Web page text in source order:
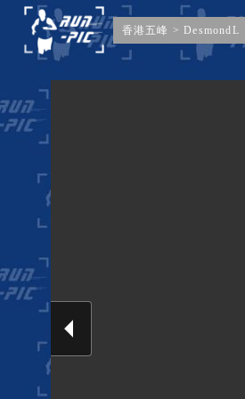
香港五峰 >DesmondL